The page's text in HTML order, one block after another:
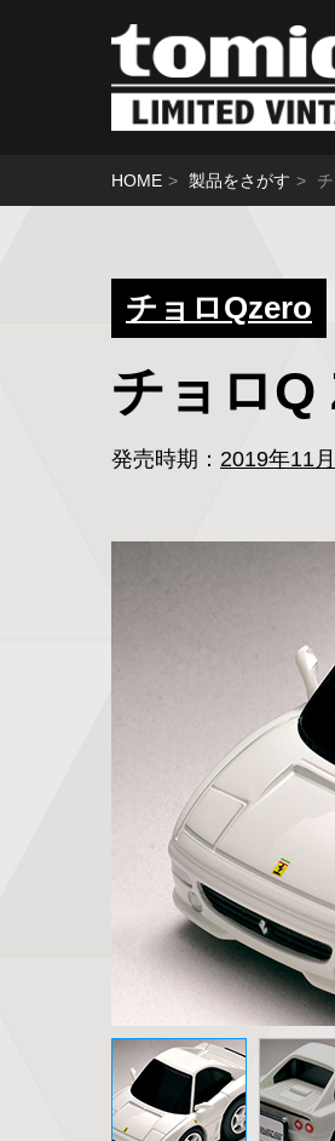
HOME 製品をさがす
チョロQzero
チョロQ
発売時期： 2019年11月